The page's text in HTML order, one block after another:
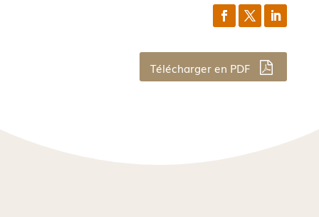
Télécharger en PDF